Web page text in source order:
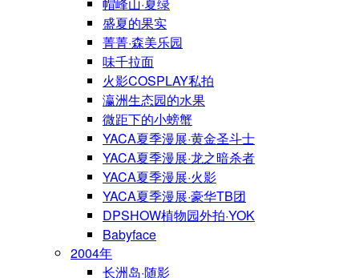
帽峰山·夏绿
盛夏的果实
菁菁·森美乐园
味千拉面
火影COSPLAY私拍
瀛洲生态园的水果
微距下的小螃蟹
YACA夏季漫展·黄金圣斗士
YACA夏季漫展·龙之暗杀者
YACA夏季漫展·火影
YACA夏季漫展·豪华TB团
DPSHOW植物园外拍·YOK
Babyface
2004年
长洲岛·随影